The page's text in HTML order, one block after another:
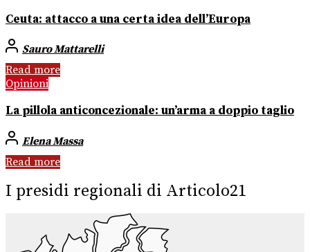
Ceuta: attacco a una certa idea dell’Europa
Sauro Mattarelli
Read more
Opinioni
La pillola anticoncezionale: un’arma a doppio taglio
Elena Massa
Read more
I presidi regionali di Articolo21